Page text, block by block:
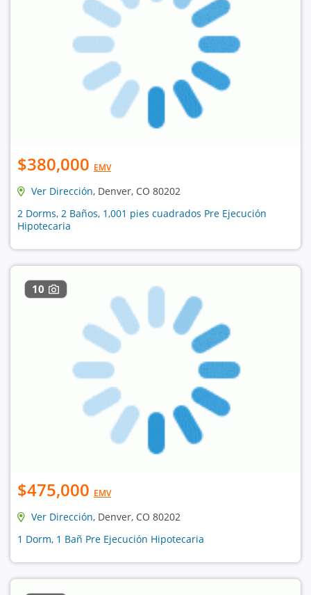
$380,000 EMV
Ver Dirección, Denver, CO 80202
2 Dorms, 2 Baños, 1,001 pies cuadrados Pre Ejecución
Hipotecaria
10
$475,000 EMV
Ver Dirección, Denver, CO 80202
1 Dorm, 1 Bañ Pre Ejecución Hipotecaria